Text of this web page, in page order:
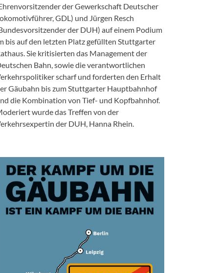
der Gewerkschaft Deutscher
GDL) und Jürgen Resch
der DUH) auf einem Podium
bis auf den letzten Platz gefüllten Stuttgarter
Sie kritisierten das Management der
Bahn, sowie die verantwortlichen
scharf und forderten den Erhalt
Gäubahn bis zum Stuttgarter Hauptbahnhof
die Kombination von Tief- und Kopfbahnhof.
wurde das Treffen von der
der DUH, Hanna Rhein.